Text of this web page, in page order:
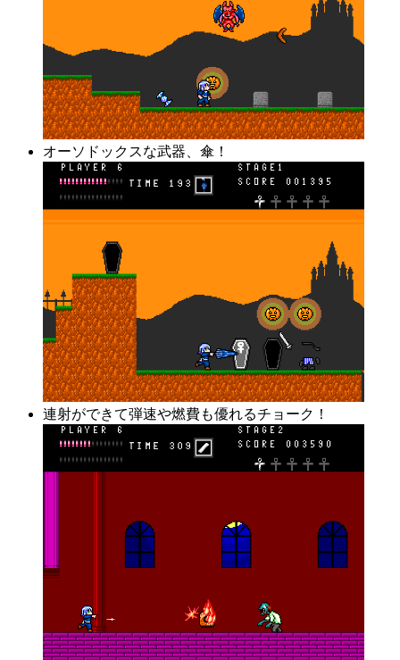
オーソドックスな武器、傘！
連射ができて弾速や燃費も優れるチョーク！